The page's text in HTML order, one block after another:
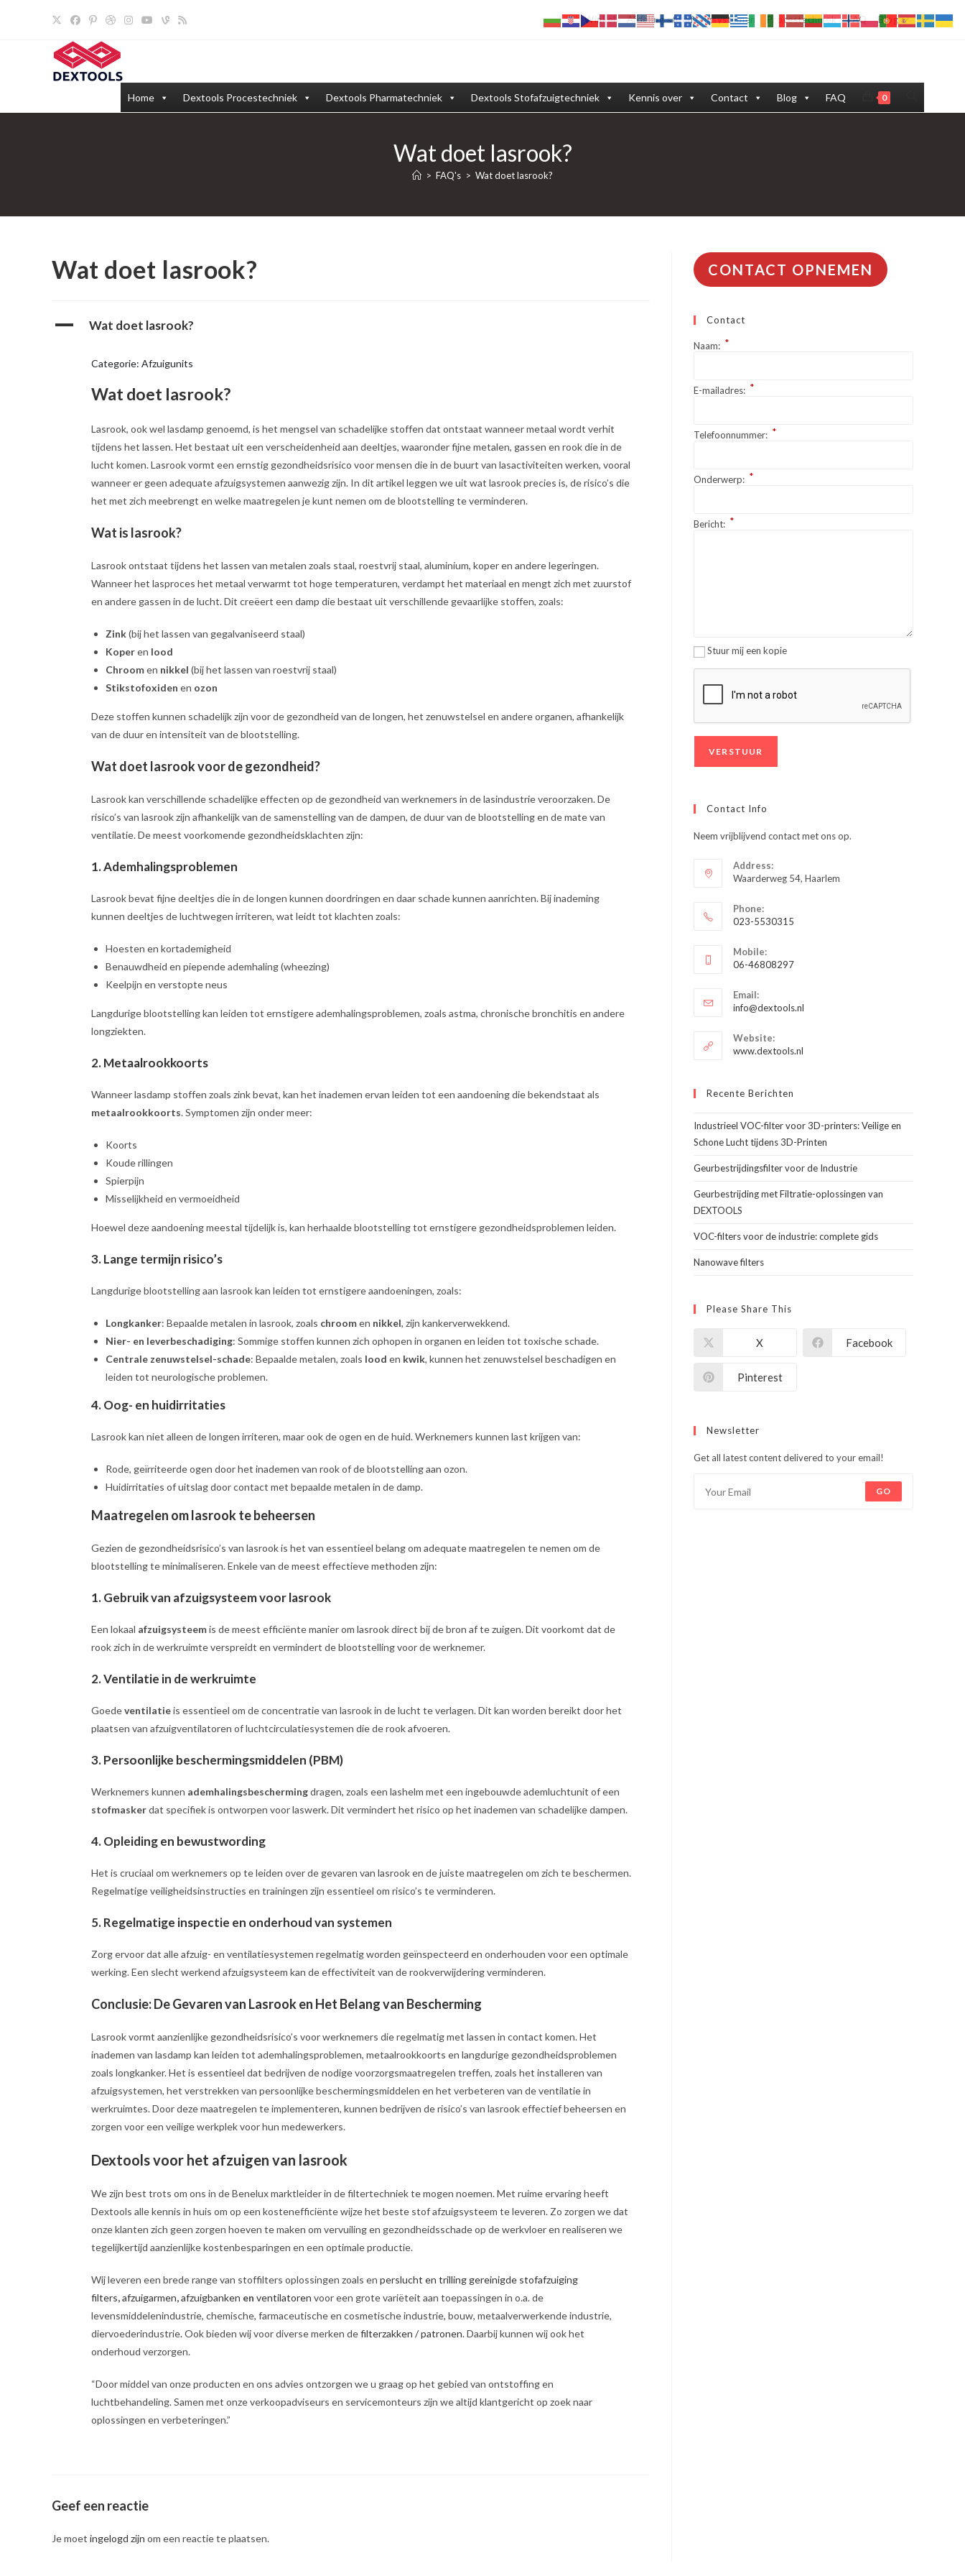
Winkel Afdeling stofafzuigsystemen Procestechniek FAQ Blog
Home Dextools Procestechniek Dextools Pharmatechniek Dextools Stofafzuigtechniek Kennis over Contact Blog FAQ 0
Wat doet lasrook?
> FAQ's > Wat doet lasrook?
Wat doet lasrook?
A Wat doet lasrook?
Categorie: Afzuigunits
Wat doet lasrook?
Lasrook, ook wel lasdamp genoemd, is het mengsel van schadelijke stoffen dat ontstaat wanneer metaal wordt verhit
tijdens het lassen. Het bestaat uit een verscheidenheid aan deeltjes, waaronder fijne metalen, gassen en rook die in de
lucht komen. Lasrook vormt een ernstig gezondheidsrisico voor mensen die in de buurt van lasactiviteiten werken, vooral
wanneer er geen adequate afzuigsystemen aanwezig zijn. In dit artikel leggen we uit wat lasrook precies is, de risico’s die
het met zich meebrengt en welke maatregelen je kunt nemen om de blootstelling te verminderen.
Wat is lasrook?
Lasrook ontstaat tijdens het lassen van metalen zoals staal, roestvrij staal, aluminium, koper en andere legeringen.
Wanneer het lasproces het metaal verwarmt tot hoge temperaturen, verdampt het materiaal en mengt zich met zuurstof
en andere gassen in de lucht. Dit creëert een damp die bestaat uit verschillende gevaarlijke stoffen, zoals:
Zink(bij het lassen van gegalvaniseerd staal)
Koperen lood
Chroomen nikkel (bij het lassen van roestvrij staal)
Stikstofoxiden en ozon
Deze stoffen kunnen schadelijk zijn voor de gezondheid van de longen, het zenuwstelsel en andere organen, afhankelijk
van de duur en intensiteit van de blootstelling.
Wat doet lasrook voor de gezondheid?
Lasrook kan verschillende schadelijke effecten op de gezondheid van werknemers in de lasindustrie veroorzaken. De
risico’s van lasrook zijn afhankelijk van de samenstelling van de dampen, de duur van de blootstelling en de mate van
ventilatie. De meest voorkomende gezondheidsklachten zijn:
1.Ademhalingsproblemen
Lasrook bevat fijne deeltjes die in de longen kunnen doordringen en daar schade kunnen aanrichten. Bij inademing
kunnen deeltjes de luchtwegen irriteren, wat leidt tot klachten zoals:
Hoesten en kortademigheid
Benauwdheid en piepende ademhaling (wheezing)
Keelpijn en verstopte neus
Langdurige blootstelling kan leiden tot ernstigere ademhalingsproblemen, zoals astma, chronische bronchitis en andere
longziekten.
2.Metaalrookkoorts
Wanneer lasdamp stoffen zoals zink bevat, kan het inademen ervan leiden tot een aandoening die bekendstaat als
metaalrookkoorts. Symptomen zijn onder meer:
Koorts
Koude rillingen
Spierpijn
Misselijkheid en vermoeidheid
Hoewel deze aandoening meestal tijdelijk is, kan herhaalde blootstelling tot ernstigere gezondheidsproblemen leiden.
3.Lange termijn risico’s
Langdurige blootstelling aan lasrook kan leiden tot ernstigere aandoeningen, zoals:
Longkanker: Bepaalde metalen in lasrook, zoals chroomen nikkel, zijn kankerverwekkend.
Nier- en leverbeschadiging: Sommige stoffen kunnen zich ophopen in organen en leiden tot toxische schade.
Centrale zenuwstelsel-schade: Bepaalde metalen, zoals lood en kwik, kunnen het zenuwstelsel beschadigen en
leiden tot neurologische problemen.
4.Oog- en huidirritaties
Lasrook kan niet alleen de longen irriteren, maar ook de ogen en de huid. Werknemers kunnen last krijgen van:
Rode, geïrriteerde ogen door het inademen van rook of de blootstelling aan ozon.
Huidirritaties of uitslag door contact met bepaalde metalen in de damp.
Maatregelen om lasrook te beheersen
Gezien de gezondheidsrisico’s van lasrook is het van essentieel belang om adequate maatregelen te nemen om de
blootstelling te minimaliseren. Enkele van de meest effectieve methoden zijn:
1.Gebruik van afzuigsysteem voor lasrook
Een lokaal afzuigsysteemis de meest efficiënte manier om lasrook direct bij de bron af te zuigen. Dit voorkomt dat de
rook zich in de werkruimte verspreidt en vermindert de blootstelling voor de werknemer.
2.Ventilatie in de werkruimte
Goedeventilatieis essentieel om de concentratie van lasrook in de lucht te verlagen. Dit kan worden bereikt door het
plaatsen van afzuigventilatoren of luchtcirculatiesystemen die de rook afvoeren.
3.Persoonlijke beschermingsmiddelen (PBM)
Werknemers kunnen ademhalingsbeschermingdragen, zoals een lashelm met een ingebouwde ademluchtunit of een
stofmaskerdat specifiek is ontworpen voor laswerk. Dit vermindert het risico op het inademen van schadelijke dampen.
4.Opleiding en bewustwording
Het is cruciaal om werknemers op te leiden over de gevaren van lasrook en de juiste maatregelen om zich te beschermen.
Regelmatige veiligheidsinstructies en trainingen zijn essentieel om risico’s te verminderen.
5.Regelmatige inspectie en onderhoud van systemen
Zorg ervoor dat alle afzuig- en ventilatiesystemen regelmatig worden geïnspecteerd en onderhouden voor een optimale
werking. Een slecht werkend afzuigsysteem kan de effectiviteit van de rookverwijdering verminderen.
Conclusie: De Gevaren van Lasrook en Het Belang van Bescherming
Lasrook vormt aanzienlijke gezondheidsrisico’s voor werknemers die regelmatig met lassen in contact komen. Het
inademen van lasdamp kan leiden tot ademhalingsproblemen, metaalrookkoorts en langdurige gezondheidsproblemen
zoals longkanker. Het is essentieel dat bedrijven de nodige voorzorgsmaatregelen treffen, zoals het installeren van
afzuigsystemen, het verstrekken van persoonlijke beschermingsmiddelen en het verbeteren van de ventilatie in
werkruimtes. Door deze maatregelen te implementeren, kunnen bedrijven de risico’s van lasrook effectief beheersen en
zorgen voor een veilige werkplek voor hun medewerkers.
Dextools voor het afzuigen van lasrook
We zijn best trots om ons in de Benelux marktleider in defiltertechniek te mogen noemen. Met ruime ervaring heeft
Dextools alle kennis in huis om op een kostenefficiënte wijze het beste stof afzuigsysteem te leveren. Zo zorgen we dat
onze klanten zich geen zorgen hoeven te maken om vervuiling en gezondheidsschade op de werkvloer en realiseren we
tegelijkertijd aanzienlijke kostenbesparingen en een optimale productie.
Wij leveren een brede range van stoffilters oplossingen zoals en perslucht en trilling gereinigde stofafzuiging
filters,afzuigarmen,afzuigbanken en ventilatoren voor een grote variëteit aan toepassingen in o.a. de
levensmiddelenindustrie, chemische, farmaceutische en cosmetische industrie, bouw, metaalverwerkende industrie,
diervoederindustrie.Ook bieden wij voor diverse merken defilterzakken / patronen. Daarbij kunnen wij ook het
onderhoud verzorgen.
“Door middel van onze producten en ons advies ontzorgen we u graag op het gebied van ontstoffing en
luchtbehandeling. Samen met onze verkoopadviseurs en servicemonteurs zijn we altijd klantgericht op zoek naar
oplossingen en verbeteringen.”
Geef een reactie
Je moet ingelogd zijn om een reactie te plaatsen.
CONTACT OPNEMEN
Contact
Naam: *
E-mailadres: *
Telefoonnummer: *
Onderwerp: *
Bericht: *
Stuur mij een kopie
Contact Info
Neem vrijblijvend contact met ons op.
Address:
Waarderweg 54, Haarlem
Phone:
023-5530315
in
je
toepassing
Mobile:
06-46808297
in
je
toepassing
Email:
info@dextools.nl
Website:
www.dextools.nl
Recente Berichten
Industrieel VOC-filter voor 3D-printers: Veilige en
Schone Lucht tijdens 3D-Printen
Geurbestrijdingsfilter voor de Industrie
Geurbestrijding met Filtratie-oplossingen van
DEXTOOLS
VOC-filters voor de industrie: complete gids
Nanowave filters
Please Share This
X Facebook
Pinterest
Newsletter
Get all latest content delivered to your email!
GO